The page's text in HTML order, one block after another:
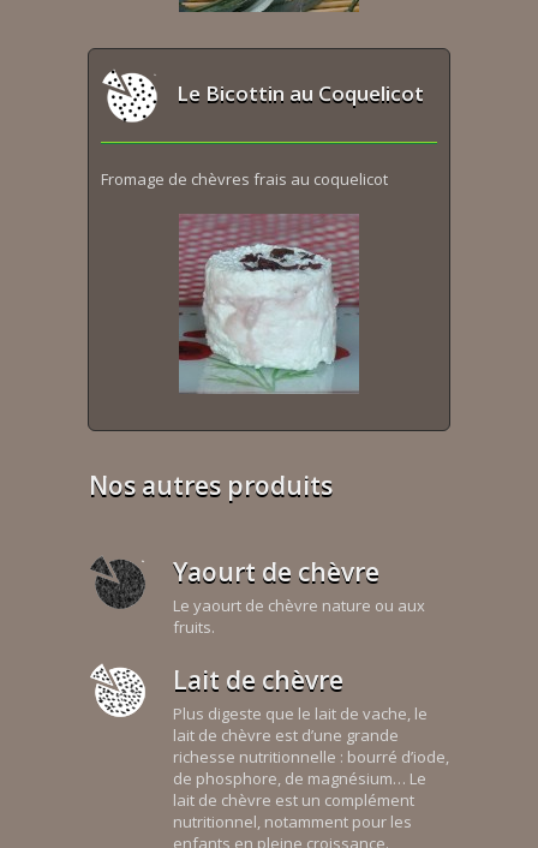
Le Bicottin au Coquelicot
Fromage de chèvres frais au coquelicot
Nos autres produits
Yaourt de chèvre
Le yaourt de chèvre nature ou aux
fruits.
Lait de chèvre
Plus digeste que le lait de vache, le
lait de chèvre est d’une grande
richesse nutritionnelle : bourré d’iode,
de phosphore, de magnésium… Le
lait de chèvre est un complément
nutritionnel, notamment pour les
enfants en pleine croissance.